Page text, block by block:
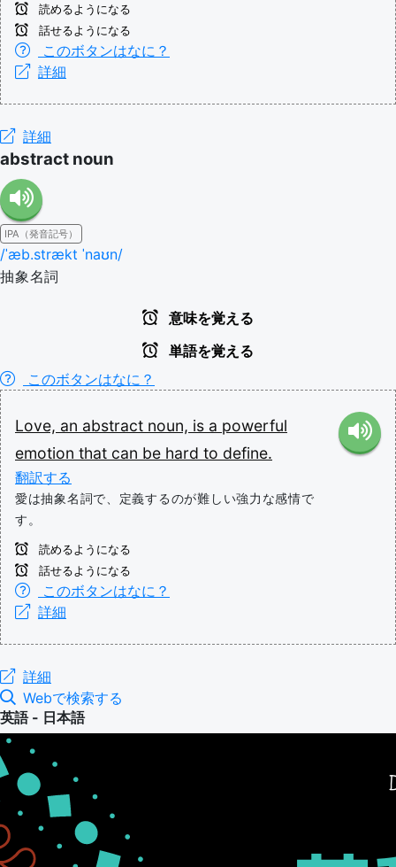
読めるようになる
話せるようになる
このボタンはなに？
詳細
詳細
abstract noun
IPA（発音記号）
/ˈæb.strækt ˈnaʊn/
抽象名詞
意味を覚える
単語を覚える
このボタンはなに？
Love, an abstract noun, is a powerful
emotion that can be hard to define.
翻訳する
愛は抽象名詞で、定義するのが難しい強力な感情で
す。
読めるようになる
話せるようになる
このボタンはなに？
詳細
詳細
Webで検索する
英語 - 日本語